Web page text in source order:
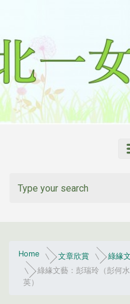
Home 文章欣賞
綠緣
綠緣文藝：彭瑞玲（彭何
英）